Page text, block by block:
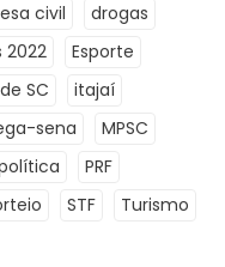
civil
drogas
2022
Esporte
SC
itajaí
sena
MPSC
PRF
STF
Turismo